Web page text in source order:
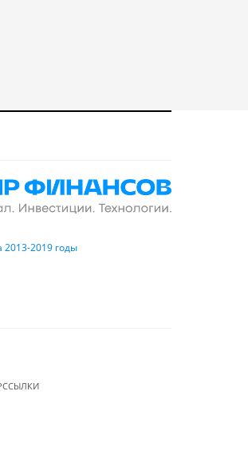
2013-2019 годы